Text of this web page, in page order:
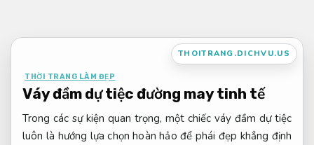
nội
THOITRANG.DICHVU.US
THỜI TRANG LÀM ĐẸP
Váy đầm dự tiệc đường may tinh tế
Trong các sự kiện quan trọng, một chiếc váy đầm dự tiệc
luôn là hướng lựa chọn hoàn hảo để phái đẹp khẳng định